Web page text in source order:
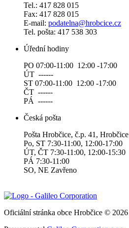
Tel.: 417 828 015
Fax: 417 828 015
E-mail: podatelna@hrobcice.cz
Tel. pošta: 417 538 303
Úřední hodiny
PO 07:00-11:00 12:00 -17:00
ÚT ------
ST 07:00-11:00 12:00 -17:00
ČT ------
PÁ ------
Česká pošta
Pošta Hrobčice, č.p. 41, Hrobčice
Po, ST 7:30-11:00, 12:00-17:00
ÚT, ČT 7:30-11:00, 12:00-15:30
PÁ 7:30-11:00
SO, NE Zavřeno
Oficiální stránka obce Hrobčice © 2026